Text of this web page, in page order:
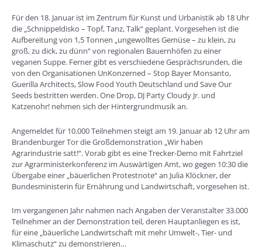
Für den 18. Januar ist im Zentrum für Kunst und Urbanistik ab 18 Uhr
die „Schnippeldisko – Topf, Tanz, Talk“ geplant. Vorgesehen ist die
Aufbereitung von 1,5 Tonnen „ungewolltes Gemüse – zu klein, zu
groß, zu dick, zu dünn“ von regionalen Bauernhöfen zu einer
veganen Suppe. Ferner gibt es verschiedene Gesprächsrunden, die
von den Organisationen UnKonzerned – Stop Bayer Monsanto,
Guerilla Architects, Slow Food Youth Deutschland und Save Our
Seeds bestritten werden. One Drop, DJ Party Cloudy Jr. und
Katzenohr! nehmen sich der Hintergrundmusik an.
Angemeldet für 10.000 Teilnehmen steigt am 19. Januar ab 12 Uhr am
Brandenburger Tor die Großdemonstration „Wir haben
Agrarindustrie satt!“. Vorab gibt es eine Trecker-Demo mit Fahrtziel
zur Agrarministerkonferenz im Auswärtigen Amt, wo gegen 10:30 die
Übergabe einer „bäuerlichen Protestnote“ an Julia Klöckner, der
Bundesministerin für Ernährung und Landwirtschaft, vorgesehen ist.
Im vergangenen Jahr nahmen nach Angaben der Veranstalter 33.000
Teilnehmer an der Demonstration teil, deren Hauptanliegen es ist,
für eine „bäuerliche Landwirtschaft mit mehr Umwelt-, Tier- und
Klimaschutz“ zu demonstrieren…